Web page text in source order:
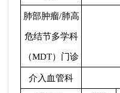
肺部肿瘤/肺高
危结节多学科
（MDT）门诊
介入血管科